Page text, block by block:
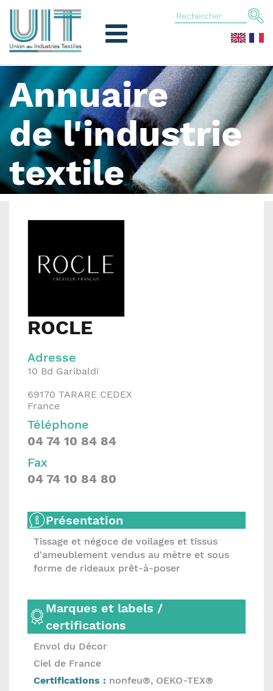
Annuaire
de l'industrie
textile
ROCLE
Adresse
10 Bd Garibaldi
69170 TARARE CEDEX
France
Téléphone
04 74 10 84 84
Fax
04 74 10 84 80
Présentation
Tissage et négoce de voilages et tissus
d'ameublement vendus au mètre et sous
forme de rideaux prêt-à-poser
Marques et labels /
certifications
Envol du Décor
Ciel de France
Certifications : nonfeu®, OEKO-TEX®